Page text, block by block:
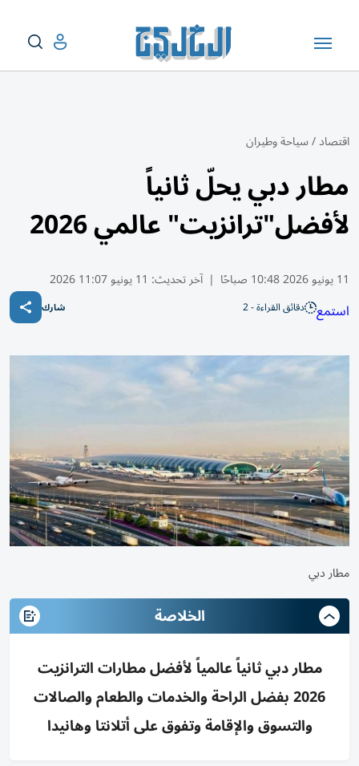
اقتصاد/سياحة وطيران
مطار دبي يحلّ ثانياً
لأفضل"ترانزيت" عالمي 2026
11 يونيو 2026 10:48 صباحًا | آخر تحديث: 11 يونيو 11:07 2026
استمع دقائق القراءة - 2 شارك
مطار دبي
الخلاصة
مطار دبي ثانياً عالمياً لأفضل مطارات الترانزيت
2026 بفضل الراحة والخدمات والطعام والصالات
والتسوق والإقامة وتفوق على أتلانتا وهانيدا